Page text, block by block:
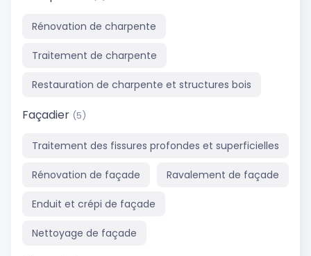
Rénovation de charpente
Traitement de charpente
Restauration de charpente et structures bois
Façadier (5)
Traitement des fissures profondes et superficielles
Rénovation de façade Ravalement de façade
Enduit et crépi de façade
Nettoyage de façade